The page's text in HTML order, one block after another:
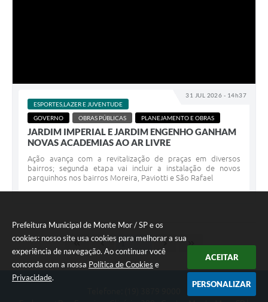
Prefeitura Municipal de Monte Mor / SP e os
cookies: nosso site usa cookies para melhorar a sua
experiência de navegação. Ao continuar você
concorda com a nossa Política de Cookies e
Privacidade.
ACEITAR
PERSONALIZAR
31 JUL 2026 - 14h37
ESPORTES,LAZER E JUVENTUDE
GOVERNO
OBRAS PÚBLICAS PLANEJAMENTO E OBRAS
JARDIM IMPERIAL E JARDIM ENGENHO GANHAM
NOVAS ACADEMIAS AO AR LIVRE
Ação avança com a revitalização de praças em diversos
bairros; segunda etapa vai incluir a instalação de novos
parquinhos nos bairros Moreira, Paviotti e São Rafael